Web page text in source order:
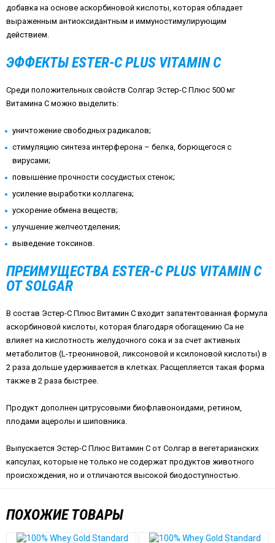
добавка на основе аскорбиновой кислоты, которая обладает
выраженным антиоксидантным и иммуностимулирующим
действием.
ЭФФЕКТЫ ESTER-C PLUS VITAMIN C
Среди положительных свойств Солгар Эстер-С Плюс 500 мг
Витамина С можно выделить:
уничтожение свободных радикалов;
стимуляцию синтеза интерферона – белка, борющегося с
вирусами;
повышение прочности сосудистых стенок;
усиление выработки коллагена;
ускорение обмена веществ;
улучшение желчеотделения;
выведение токсинов.
ПРЕИМУЩЕСТВА ESTER-C PLUS VITAMIN C
ОТ SOLGAR
В состав Эстер-С Плюс Витамин С входит запатентованная формула
аскорбиновой кислоты, которая благодаря обогащению Ca не
влияет на кислотность желудочного сока и за счет активных
метаболитов (L-треониновой, ликсоновой и ксилоновой кислоты) в
2 раза дольше удерживается в клетках. Расщепляется такая форма
также в 2 раза быстрее.
Продукт дополнен цитрусовыми биофлавоноидами, ретином,
плодами ацеролы и шиповника.
Выпускается Эстер-С Плюс Витамин С от Солгар в вегетарианских
капсулах, которые не только не содержат продуктов животного
происхождения, но и отличаются высокой биодоступностью.
ПОХОЖИЕ ТОВАРЫ